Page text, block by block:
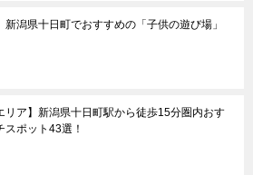
新潟県十日町でおすすめの「子供の遊び場」
リア】新潟県十日町駅から徒歩15分圏内おす
スポット43選！